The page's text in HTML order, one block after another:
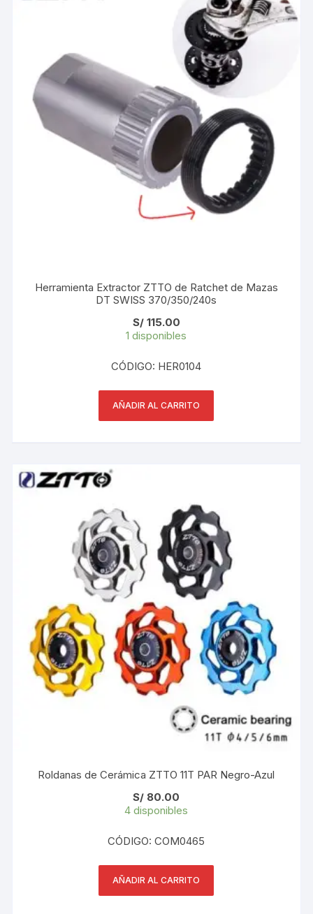
Herramienta Extractor ZTTO de Ratchet de Mazas
DT SWISS 370/350/240s
S/115.00
1 disponibles
CÓDIGO: HER0104
AÑADIR AL CARRITO
Roldanas de Cerámica ZTTO 11T PAR Negro-Azul
S/ 80.00
4 disponibles
CÓDIGO: COM0465
AÑADIR AL CARRITO